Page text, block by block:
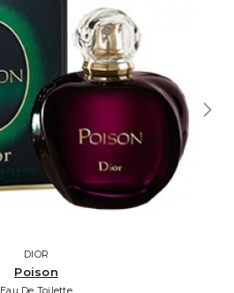
DIOR
Poison
Eau De Toilette